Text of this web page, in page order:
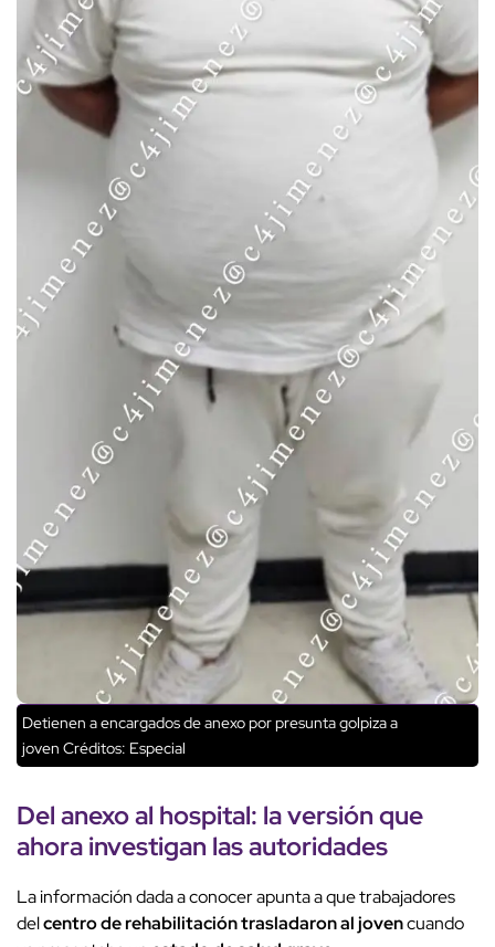
Detienen a encargados de anexo por presunta golpiza a
joven Créditos: Especial
Del anexo al hospital: laversiónque
ahora investigan lasautoridades
La información dada a conocer apunta a que trabajadores
delcentro de rehabilitacióntrasladaron al jovencuando